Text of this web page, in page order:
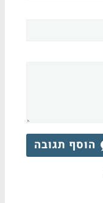
הוסף תגובה